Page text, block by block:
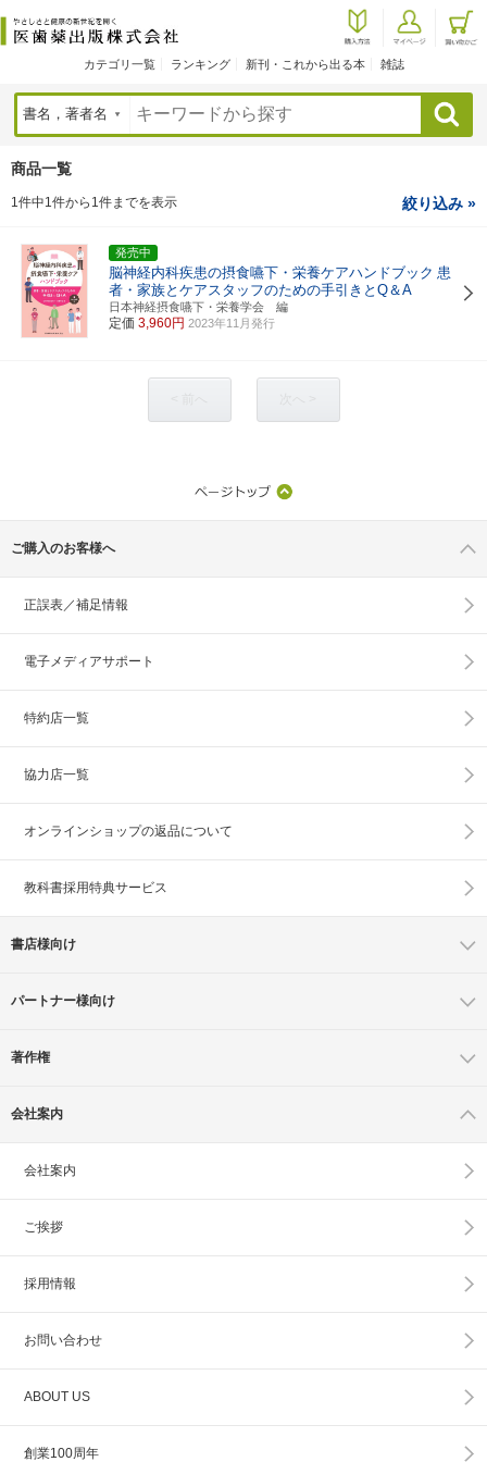
カテゴリ一覧 ランキング 新刊・これから出る本 雑誌
検索
商品一覧
1件中1件から1件までを表示 絞り込み »
発売中
脳神経内科疾患の摂食嚥下・栄養ケアハンドブック 患
者・家族とケアスタッフのための手引きとQ＆A
日本神経摂食嚥下・栄養学会 編
定価 3,960円 2023年11月発行
ご購入のお客様へ
正誤表／補足情報
電子メディアサポート
特約店一覧
協力店一覧
オンラインショップの返品について
教科書採用特典サービス
書店様向け
パートナー様向け
著作権
会社案内
会社案内
ご挨拶
採用情報
お問い合わせ
ABOUT US
創業100周年